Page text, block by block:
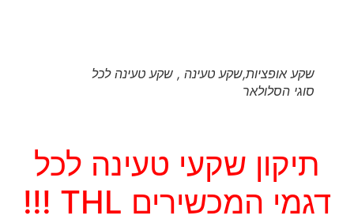
שקע אופציות,שקע טעינה , שקע טעינה לכל
סוגי הסלולאר
תיקון שקעי טעינה לכל
דגמי המכשירים THL !!!